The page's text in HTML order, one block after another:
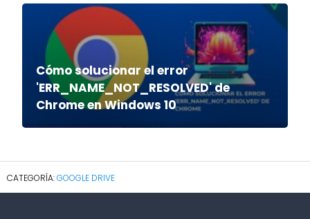
Cómo solucionar el error
'ERR_NAME_NOT_RESOLVED' de
Chrome en Windows 10
GOOGLE DRIVE